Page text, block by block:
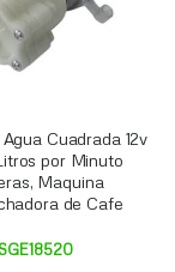
Cuadrada 12v
por Minuto
Maquina
de Cafe
SGE18520